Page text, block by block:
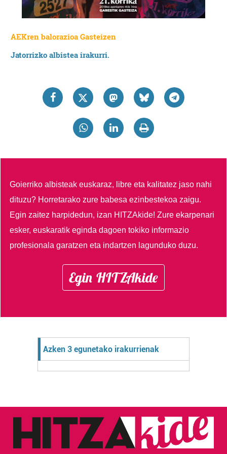
AEKren balorazioa Gasteizen
Jatorrizko albistea irakurri.
Goierriko albisteak euskaraz, libre eta kalitatez jaso nahi
dituzu? Horretarako zure babesa ezinbestekoa zaigu.
Egin zaitez harpidedun, izan HITZAkide!Zure ekarpenari
esker, euskaratik eginda dagoen tokiko informazio
profesionala garatzen eta indartzen lagunduko duzu.
Egin HITZAkide
Azken 3 egunetako irakurrienak